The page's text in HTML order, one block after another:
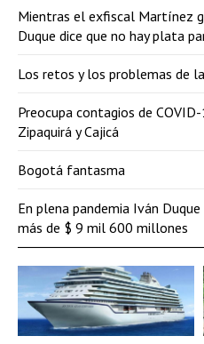
Mientras el exfiscal Martínez
Duque dice que no hay plata
Los retos y los problemas de
Preocupa contagios de
Zipaquirá y Cajicá
Bogotá fantasma
En plena pandemia Iván
más de $ 9 mil 600 millones